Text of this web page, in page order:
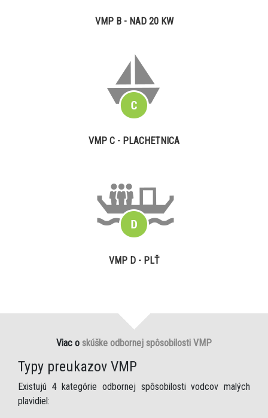
VMP B - NAD 20 KW
VMP C - PLACHETNICA
VMP D - PLŤ
Viac o skúške odbornej spôsobilosti VMP
Typy preukazov VMP
Existujú 4 kategórie odbornej spôsobilosti vodcov malých
plavidiel: